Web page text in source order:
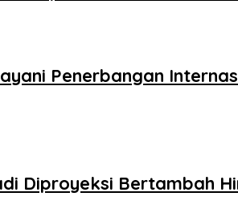
Penerbangan
Diproyeksi Bertambah